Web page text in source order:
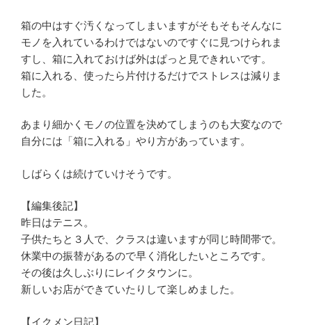
箱の中はすぐ汚くなってしまいますがそもそもそんなに
モノを入れているわけではないのですぐに見つけられま
すし、箱に入れておけば外はぱっと見できれいです。
箱に入れる、使ったら片付けるだけでストレスは減りま
した。
あまり細かくモノの位置を決めてしまうのも大変なので
自分には「箱に入れる」やり方があっています。
しばらくは続けていけそうです。
【編集後記】
昨日はテニス。
子供たちと３人で、クラスは違いますが同じ時間帯で。
休業中の振替があるので早く消化したいところです。
その後は久しぶりにレイクタウンに。
新しいお店ができていたりして楽しめました。
【イクメン日記】